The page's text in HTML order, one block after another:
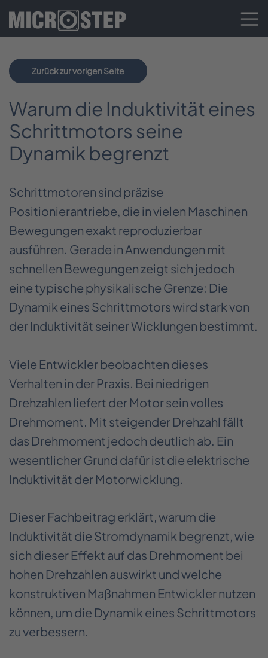
Zurück zur vorigen Seite
Warum die Induktivität eines
Schrittmotors seine
Dynamik begrenzt
Schrittmotoren sind präzise
Positionierantriebe, die in vielen Maschinen
Bewegungen exakt reproduzierbar
ausführen. Gerade in Anwendungen mit
schnellen Bewegungen zeigt sich jedoch
eine typische physikalische Grenze: Die
Dynamik eines Schrittmotors wird stark von
der Induktivität seiner Wicklungen bestimmt.
Viele Entwickler beobachten dieses
Verhalten in der Praxis. Bei niedrigen
Drehzahlen liefert der Motor sein volles
Drehmoment. Mit steigender Drehzahl fällt
das Drehmoment jedoch deutlich ab. Ein
wesentlicher Grund dafür ist die elektrische
Induktivität der Motorwicklung.
Dieser Fachbeitrag erklärt, warum die
Induktivität die Stromdynamik begrenzt, wie
sich dieser Effekt auf das Drehmoment bei
hohen Drehzahlen auswirkt und welche
konstruktiven Maßnahmen Entwickler nutzen
können, um die Dynamik eines Schrittmotors
zu verbessern.